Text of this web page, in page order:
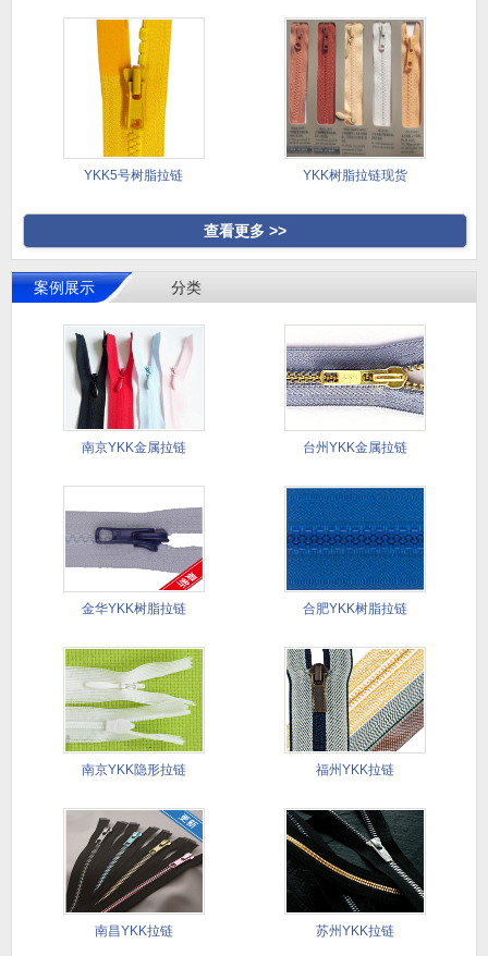
YKK5号树脂拉链 YKK树脂拉链现货
查看更多 >>
案例展示 分类
南京YKK金属拉链 台州YKK金属拉链
金华YKK树脂拉链 合肥YKK树脂拉链
南京YKK隐形拉链 福州YKK拉链
南昌YKK拉链 苏州YKK拉链